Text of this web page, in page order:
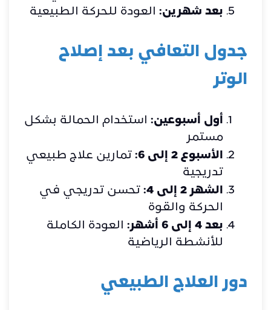
بعد شهرين: العودة للحركة الطبيعية
جدول التعافي بعد إصلاح
الوتر
أول أسبوعين: استخدام الحمالة بشكل
مستمر
الأسبوع 2 إلى 6:
تمارين علاج طبيعي
تدريجية
الشهر 2 إلى 4:
تحسن تدريجي في
الحركة والقوة
بعد 4 إلى 6 أشهر:
العودة الكاملة
للأنشطة الرياضية
دور العلاج الطبيعي